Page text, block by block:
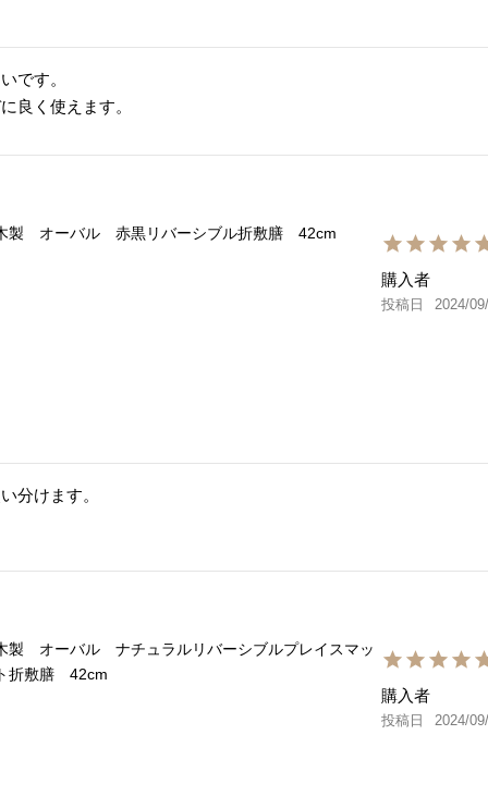
です。
良く使えます。
製 オーバル 赤黒リバーシブル折敷膳 42cm
購入者
投稿日 2024/
分けます。
製 オーバル ナチュラルリバーシブルプレイスマッ
折敷膳 42cm
購入者
投稿日 2024/